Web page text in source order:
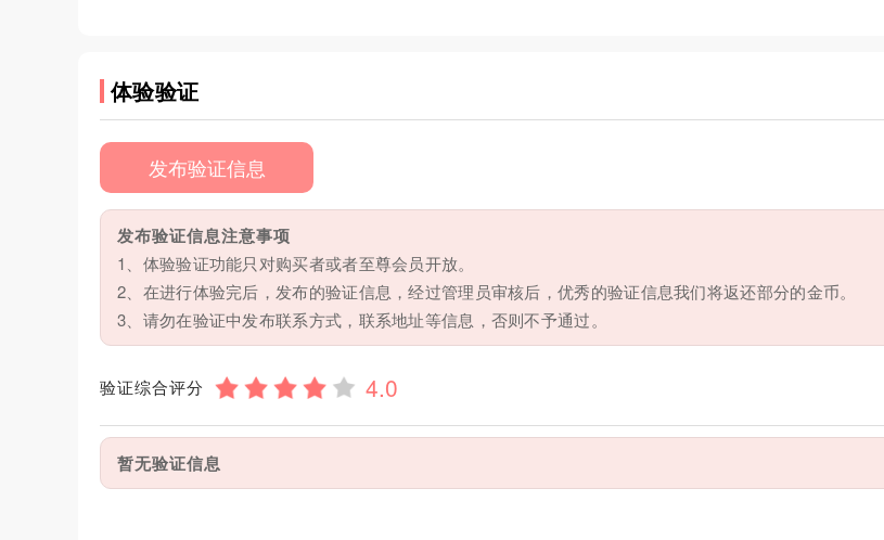
体验验证
发布验证信息
发布验证信息注意事项
1、体验验证功能只对购买者或者至尊会员开放。
2、在进行体验完后，发布的验证信息，经过管理员审核后，优秀的验证信息我们将返还部分的金币。
3、请勿在验证中发布联系方式，联系地址等信息，否则不予通过。
验证综合评分
暂无验证信息